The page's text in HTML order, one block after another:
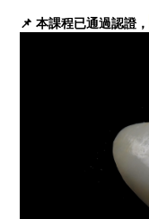
📌 本課程已通過認證，